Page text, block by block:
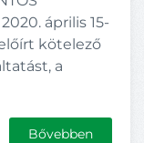
április 15-
kötelező
a
Bővebben